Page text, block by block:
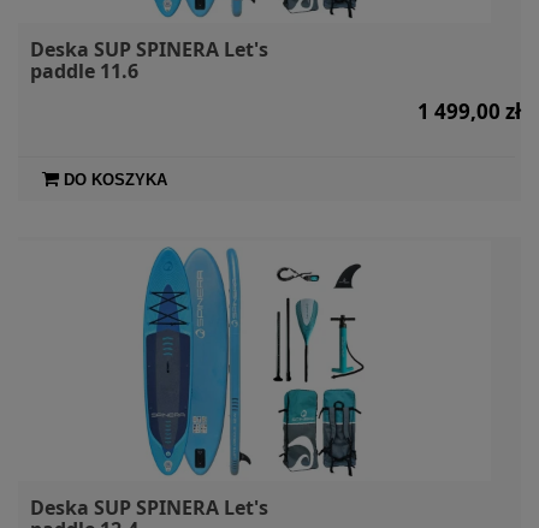
Deska SUP SPINERA Let's
paddle 11.6
1 499,00 zł
DO KOSZYKA
Deska SUP SPINERA Let's